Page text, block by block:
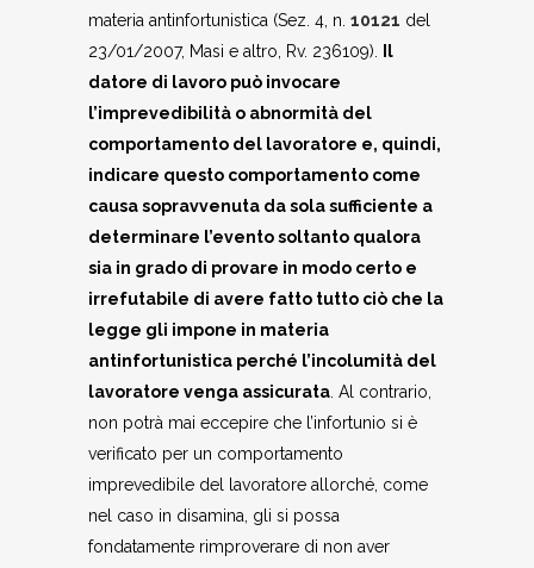
materia antinfortunistica (Sez. 4, n. 10121 del
23/01/2007, Masi e altro, Rv. 236109).
Il
datore di lavoro può invocare
l’imprevedibilità o abnormità del
comportamento del lavoratore e, quindi,
indicare questo comportamento come
causa sopravvenuta da sola sufficiente a
determinare l’evento soltanto qualora
sia in grado di provare in modo certo e
irrefutabile di avere fatto tutto ciò che la
legge gli impone in materia
antinfortunistica perché l’incolumità del
lavoratore venga assicurata . Al contrario,
non potrà mai eccepire che l’infortunio si è
verificato per un comportamento
imprevedibile del lavoratore allorché, come
nel caso in disamina, gli si possa
fondatamente rimproverare di non aver